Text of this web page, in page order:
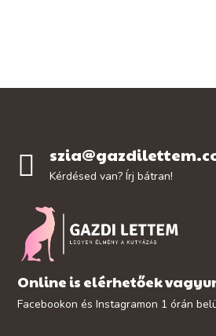
Kérdésed van? Írj bátran!
Online is elérhetőek
Facebookon és Instagramon 1 órán